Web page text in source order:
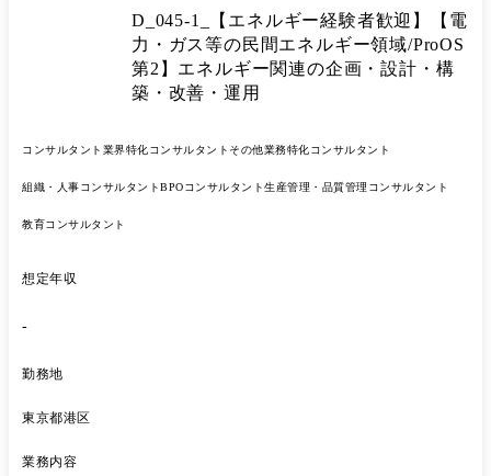
の仕組みづくり 対内:運営基盤の立ち上げ • 採用・育成・評価・レビュ
ーの枠組みづくり • PoCの扱い方、承認ルールなど運営の型づくり全般
●組織体制・レポートライン • 世界最大手のコンサルティングファーム
でパートナー・執行役員を経験し、外資系BPO会社の日本法人代表取締
役社長を務めた取締役執行役員へのダイレクトレポートライン • ステー
門、外部パートナー(コンサル/SIer) • 組織構成は必要に応じて追加可能
その場合は出向先の定める職種)
D_045-1_【エネルギー経験者歓迎】【電
力・ガス等の民間エネルギー領域/ProOS
第2】エネルギー関連の企画・設計・構
築・改善・運用
コンサルタント 業界特化コンサルタント その他業務特化コンサルタント
組織・人事コンサルタントBPOコンサルタント生産管理・品質管理コンサルタント
教育コンサルタント
想定年収
-
勤務地
東京都港区
業務内容